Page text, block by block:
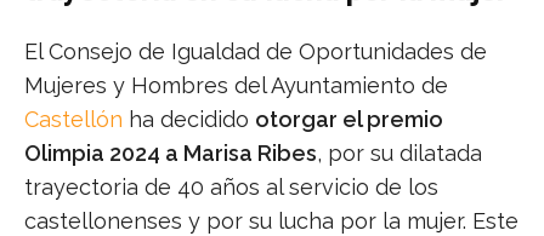
El Consejo de Igualdad de Oportunidades de
Mujeres y Hombres del Ayuntamiento de
Castellón ha decidido otorgar el premio
Olimpia 2024 a Marisa Ribes, por su dilatada
trayectoria de 40 años al servicio de los
castellonenses y por su lucha por la mujer. Este